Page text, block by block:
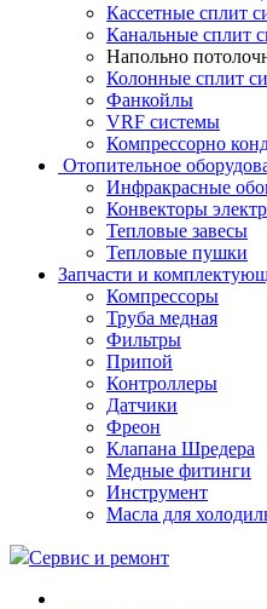
Кассетные сплит
Канальные сплит
Напольно
Колонные сплит
Фанкойлы
VRF системы
Компрессорно
Отопительное
Инфракрасные
Конвекторы
Тепловые завесы
Тепловые пушки
Запчасти и
Компрессоры
Труба медная
Фильтры
Припой
Контроллеры
Датчики
Фреон
Клапана Шредера
Медные фитинги
Инструмент
Масла для
Сервис и ремонт